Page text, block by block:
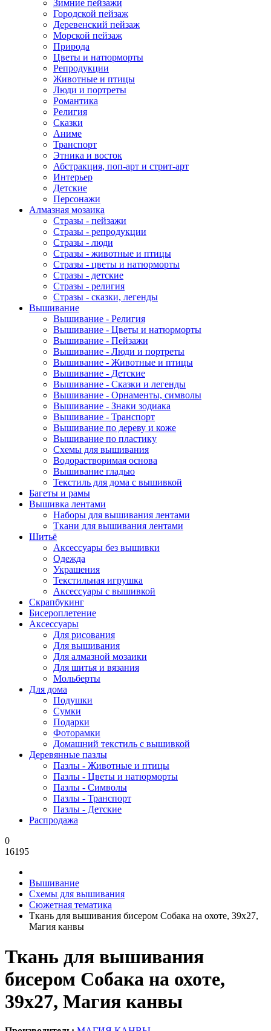
Зимние пейзажи
Городской пейзаж
Деревенский пейзаж
Морской пейзаж
Природа
Цветы и натюрморты
Репродукции
Животные и птицы
Люди и портреты
Романтика
Религия
Сказки
Аниме
Транспорт
Этника и восток
Абстракция, поп-арт и стрит-арт
Интерьер
Детские
Персонажи
Алмазная мозаика
Стразы - пейзажи
Стразы - репродукции
Стразы - люди
Стразы - животные и птицы
Стразы - цветы и натюрморты
Стразы - детские
Стразы - религия
Стразы - сказки, легенды
Вышивание
Вышивание - Религия
Вышивание - Цветы и натюрморты
Вышивание - Пейзажи
Вышивание - Люди и портреты
Вышивание - Животные и птицы
Вышивание - Детские
Вышивание - Сказки и легенды
Вышивание - Орнаменты, символы
Вышивание - Знаки зодиака
Вышивание - Транспорт
Вышивание по дереву и коже
Вышивание по пластику
Схемы для вышивания
Водорастворимая основа
Вышивание гладью
Текстиль для дома с вышивкой
Багеты и рамы
Вышивка лентами
Наборы для вышивания лентами
Ткани для вышивания лентами
Шитьё
Аксессуары без вышивки
Одежда
Украшения
Текстильная игрушка
Аксессуары с вышивкой
Скрапбукинг
Бисероплетение
Аксессуары
Для рисования
Для вышивания
Для алмазной мозаики
Для шитья и вязания
Мольберты
Для дома
Подушки
Сумки
Подарки
Фоторамки
Домашний текстиль с вышивкой
Деревянные пазлы
Пазлы - Животные и птицы
Пазлы - Цветы и натюрморты
Пазлы - Символы
Пазлы - Транспорт
Пазлы - Детские
Распродажа
0
16195
Вышивание
Схемы для вышивания
Сюжетная тематика
Ткань для вышивания бисером Собака на охоте, 39x27,
Магия канвы
Ткань для вышивания
бисером Собака на охоте,
39x27, Магия канвы